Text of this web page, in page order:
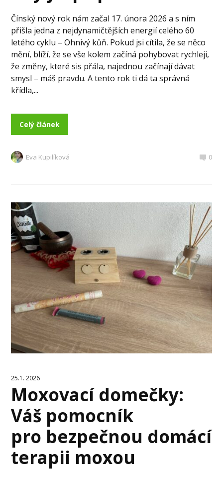
Čínský nový rok nám začal 17. února 2026 a s ním
přišla jedna z nejdynamičtějších energií celého 60
letého cyklu – Ohnivý kůň. Pokud jsi cítila, že se něco
mění, blíží, že se vše kolem začíná pohybovat rychleji,
že změny, které sis přála, najednou začínají dávat
smysl – máš pravdu. A tento rok ti dá ta správná
křídla,...
Celý článek
Eva Kupilíková 0
25.1. 2026
Moxovací domečky:
Váš pomocník
pro bezpečnou domácí
terapii moxou